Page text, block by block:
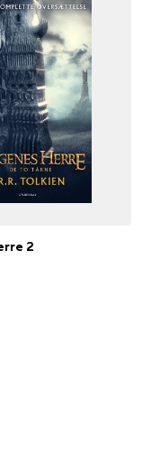
2